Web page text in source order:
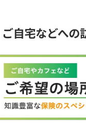
ご自宅などへの